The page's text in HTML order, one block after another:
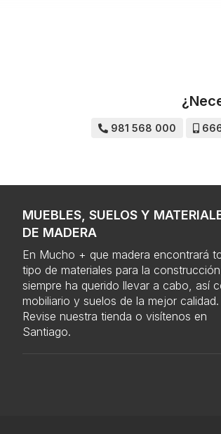
981 568 000
MUEBLES, SUELOS Y
DE MADERA
En Mucho + que madera encontrará
tipo de materiales para la
siempre ha querido llevar a cabo, así
mobiliario y suelos de la mejor calidad.
Revise nuestra tienda o visítenos en
Santiago.